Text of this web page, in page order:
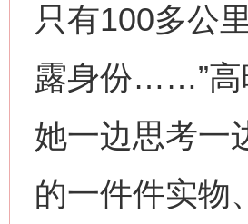
只有100多公
露身份……”高
她一边思考一
的一件件实物